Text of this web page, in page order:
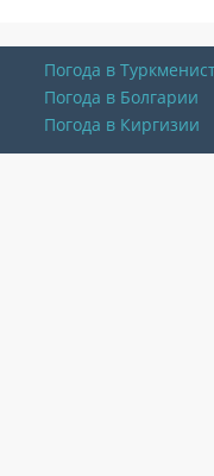
Погода в
Погода в Болгарии
Погода в Киргизии